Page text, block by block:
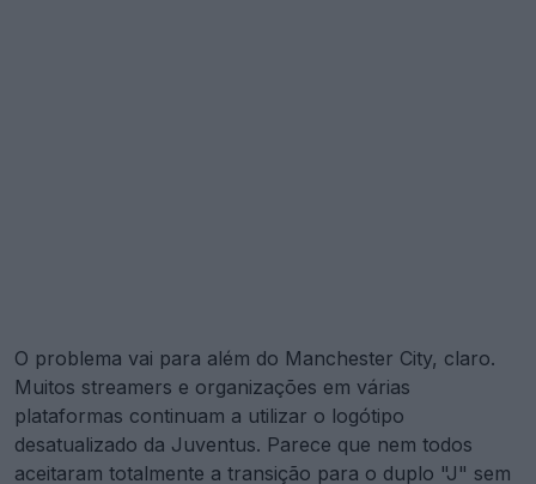
O problema vai para além do Manchester City, claro.
Muitos streamers e organizações em várias
plataformas continuam a utilizar o logótipo
desatualizado da Juventus. Parece que nem todos
aceitaram totalmente a transição para o duplo "J" sem